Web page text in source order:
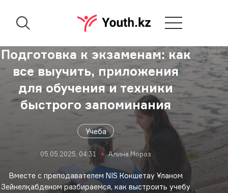
Подготовка к экзаменам: как
все выучить, приложения
для обучения и техники
быстрого запоминания
Учеба
05.05.2025, 04:31 Алина Мороз
Вместе с преподавателем NIS Кокшетау Ұланом
Зейнелқабденом разбираемся, как выстроить учебу